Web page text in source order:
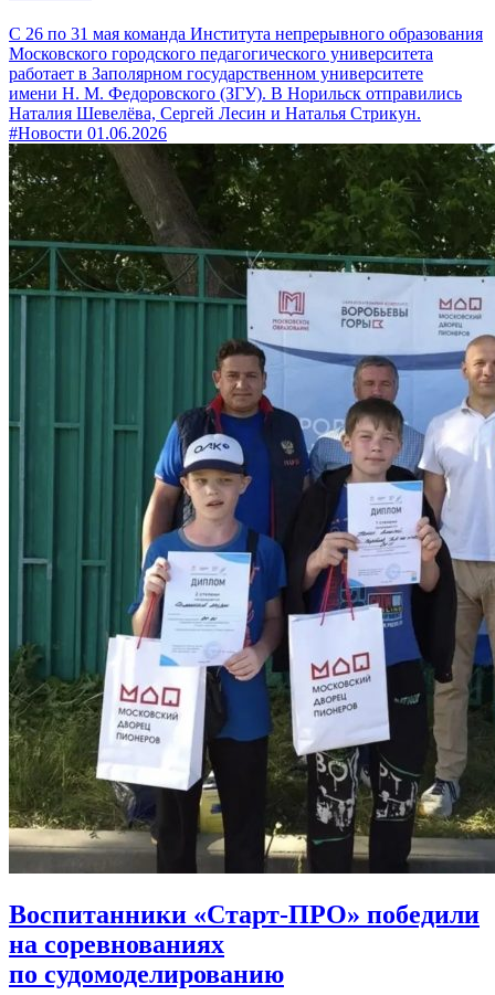
С 26 по 31 мая команда Института непрерывного образования
Московского городского педагогического университета
работает в Заполярном государственном университете
имени Н. М. Федоровского (ЗГУ). В Норильск отправились
Наталия Шевелёва, Сергей Лесин и Наталья Стрикун.
#Новости 01.06.2026
Воспитанники «Старт‑ПРО» победили
на соревнованиях
по судомоделированию